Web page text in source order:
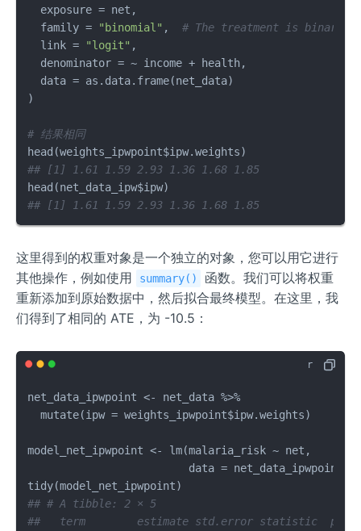
  exposure
= net ,
  family
= "binomial" ,
# The treatment is binary
  link
= "logit" ,
  denominator
= ~ income + health,
  data
= as.data.frame(net_data)
)
# 结果相同
head (weights_ipwpoint$ipw.weights)
## [1] 1.61 1.59 2.93 1.36 1.68 1.85
head (net_data_ipw$ipw)
## [1] 1.61 1.59 2.93 1.36 1.68 1.85
这里得到的权重对象是一个独立的对象，您可以用它进行
其他操作，例如使用
summary()
函数。我们可以将权重
重新添加到原始数据中，然后拟合最终模型。在这里，我
们得到了相同的 ATE，为 -10.5：
net_data_ipwpoint <- net_data %>%
  mutate
(ipw = weights_ipwpoint$ipw.weights)
model_net_ipwpoint <- lm(malaria_risk ~ net ,
                         data
= net_data_ipwpoint
tidy(model_net_ipwpoint)
## # A tibble: 2 × 5
##   term        estimate std.error statistic